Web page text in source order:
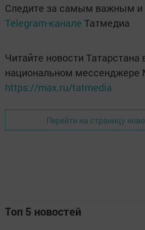
Следите за самым важным и
Telegram-канале Татмедиа
Читайте новости Татарстана
национальном мессенджере
https://max.ru/tatmedia
Перейти на страницу
Топ 5 новостей